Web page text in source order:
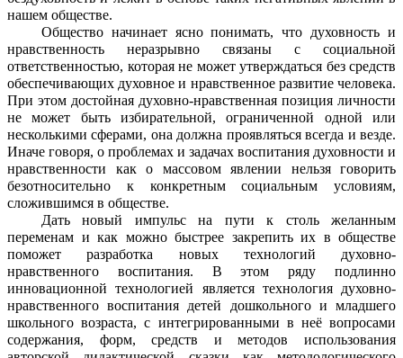
нашем обществе.
Общество начинает ясно понимать, что духовность и
нравственность неразрывно связаны с социальной
ответственностью, которая не может утверждаться без средств
обеспечивающих духовное и нравственное развитие человека.
При этом достойная духовно-нравственная позиция личности
не может быть избирательной, ограниченной одной или
несколькими сферами, она должна проявляться всегда и везде.
Иначе говоря, о проблемах и задачах воспитания духовности и
нравственности как о массовом явлении нельзя говорить
безотносительно к конкретным социальным условиям,
сложившимся в обществе.
Дать новый импульс на пути к столь желанным
переменам и как можно быстрее закрепить их в обществе
поможет разработка новых технологий духовно-
нравственного воспитания. В этом ряду подлинно
инновационной технологией является технология духовно-
нравственного воспитания детей дошкольного и младшего
школьного возраста, с интегрированными в неё вопросами
содержания, форм, средств и методов использования